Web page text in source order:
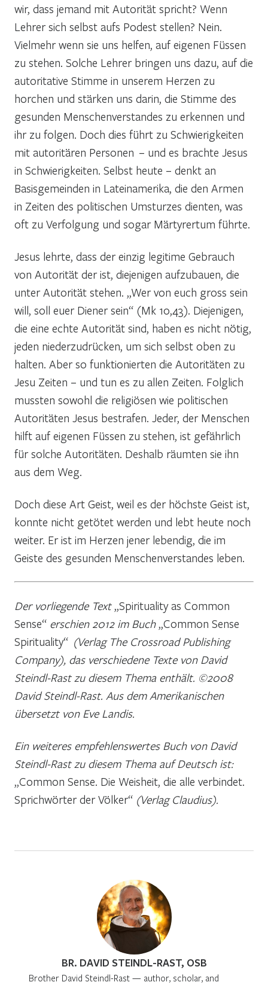
wir, dass jemand mit Autorität spricht? Wenn
Lehrer sich selbst aufs Podest stellen? Nein.
Vielmehr wenn sie uns helfen, auf eigenen Füssen
zu stehen. Solche Lehrer bringen uns dazu, auf die
autoritative Stimme in unserem Herzen zu
horchen und stärken uns darin, die Stimme des
gesunden Menschenverstandes zu erkennen und
ihr zu folgen. Doch dies führt zu Schwierigkeiten
mit autoritären Personen – und es brachte Jesus
in Schwierigkeiten. Selbst heute – denkt an
Basisgemeinden in Lateinamerika, die den Armen
in Zeiten des politischen Umsturzes dienten, was
oft zu Verfolgung und sogar Märtyrertum führte.
Jesus lehrte, dass der einzig legitime Gebrauch
von Autorität der ist, diejenigen aufzubauen, die
unter Autorität stehen. „Wer von euch gross sein
will, soll euer Diener sein“ (Mk 10,43). Diejenigen,
die eine echte Autorität sind, haben es nicht nötig,
jeden niederzudrücken, um sich selbst oben zu
halten. Aber so funktionierten die Autoritäten zu
Jesu Zeiten – und tun es zu allen Zeiten. Folglich
mussten sowohl die religiösen wie politischen
Autoritäten Jesus bestrafen. Jeder, der Menschen
hilft auf eigenen Füssen zu stehen, ist gefährlich
für solche Autoritäten. Deshalb räumten sie ihn
aus dem Weg.
Doch diese Art Geist, weil es der höchste Geist ist,
konnte nicht getötet werden und lebt heute noch
weiter. Er ist im Herzen jener lebendig, die im
Geiste des gesunden Menschenverstandes leben.
Der vorliegende Text„Spirituality as Common
Sense“ erschien 2012 im Buch„Common Sense
Spirituality“ (Verlag The Crossroad Publishing
Company), das verschiedene Texte von David
Steindl-Rast zu diesem Thema enthält. ©2008
David Steindl-Rast. Aus dem Amerikanischen
übersetzt von Eve Landis.
Ein weiteres empfehlenswertes Buch von David
Steindl-Rast zu diesem Thema auf Deutsch ist:
„Common Sense. Die Weisheit, die alle verbindet.
Sprichwörter der Völker“ (Verlag Claudius).
BR. DAVID STEINDL-RAST, OSB
Brother David Steindl-Rast — author, scholar, and